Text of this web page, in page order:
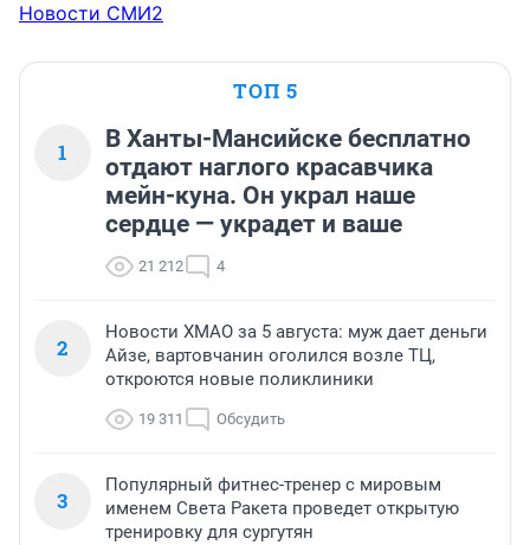
Новости СМИ2
ТОП 5
1
В Ханты-Мансийске бесплатно
отдают наглого красавчика
мейн-куна. Он украл наше
сердце — украдет и ваше
21 212 4
2
Новости ХМАО за 5 августа: муж дает деньги
Айзе, вартовчанин оголился возле ТЦ,
откроются новые поликлиники
19 311 Обсудить
3
Популярный фитнес-тренер с мировым
именем Света Ракета проведет открытую
тренировку для сургутян